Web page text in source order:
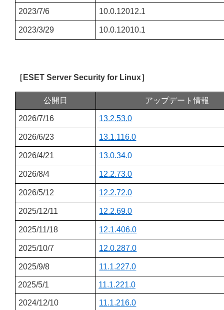
2023/7/6 10.0.12012.1
2023/3/29 10.0.12010.1
［ESET Server Security for Linux］
公開日 アップデート情報
2026/7/16 13.2.53.0
2026/6/23 13.1.116.0
2026/4/21 13.0.34.0
2026/8/4 12.2.73.0
2026/5/12 12.2.72.0
2025/12/11 12.2.69.0
2025/11/18 12.1.406.0
2025/10/7 12.0.287.0
2025/9/8 11.1.227.0
2025/5/1 11.1.221.0
2024/12/10 11.1.216.0